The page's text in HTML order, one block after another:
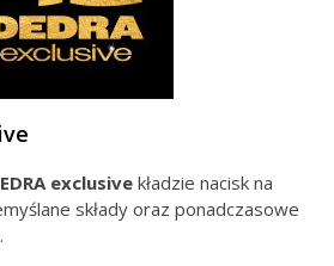
exclusivekładzie nacisk na
składy oraz ponadczasowe